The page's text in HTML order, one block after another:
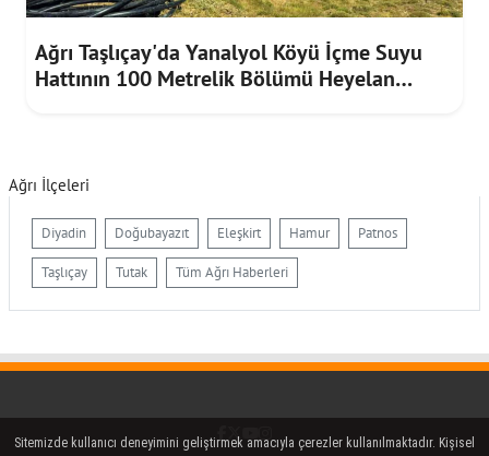
Ağrı Taşlıçay'da Yanalyol Köyü İçme Suyu
Hattının 100 Metrelik Bölümü Heyelan
Ağrı İlçeleri
Diyadin Doğubayazıt Eleşkirt Hamur Patnos
Taşlıçay Tutak Tüm Ağrı Haberleri
Facebook
Twitter (X)
YouTube
Instagram
Sitemizde kullanıcı deneyimini geliştirmek amacıyla çerezler kullanılmaktadır. Kişisel